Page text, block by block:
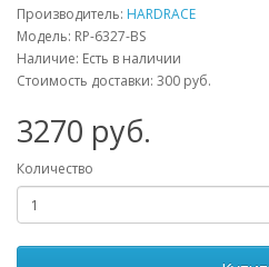
Производитель: HARDRACE
Модель: RP-6327-BS
Наличие: Есть в наличии
Стоимость доставки: 300 руб.
3270 руб.
Количество